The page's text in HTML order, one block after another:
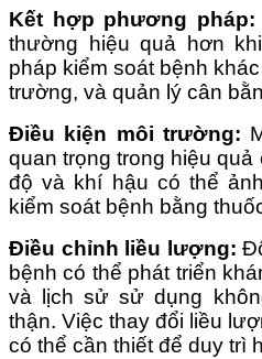
Kết hợp phương pháp:
thường hiệu quả hơn
pháp kiểm soát bệnh
trường, và quản lý cân
Điều kiện môi trường:
quan trọng trong hiệu
độ và khí hậu có thể
kiểm soát bệnh bằng
Điều chỉnh liều lượng:
bệnh có thể phát triển
và lịch sử sử dụng
thận. Việc thay đổi liều
có thể cần thiết để duy trì